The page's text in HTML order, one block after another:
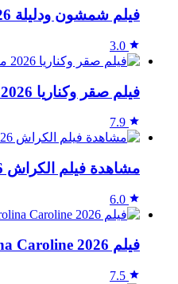
فيلم شمشون ودليلة 2026 مترجم مباشرة HD
3.0
فيلم صقر وكناريا 2026 مترجم مباشرة HD
7.9
مشاهدة فيلم الكراش 2026 مترجم اون لاين
6.0
فيلم Carolina Caroline 2026 مترجم اون لاين
7.5